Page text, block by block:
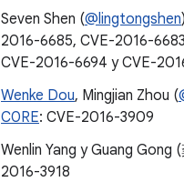
Seven Shen (@lingtongshen
2016-6685, CVE-2016-
CVE-2016-6694 y CVE-
Wenke Dou, Mingjian Zhou (
C0RE: CVE-2016-3909
Wenlin Yang y Guang Gong
2016-3918